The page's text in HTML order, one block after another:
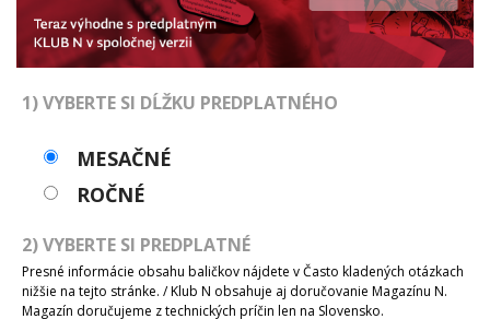
1) VYBERTE SI DĹŽKU PREDPLATNÉHO
MESAČNÉ
ROČNÉ
2) VYBERTE SI PREDPLATNÉ
Presné informácie obsahu baličkov nájdete v Často kladených otázkach
nižšie na tejto stránke. / Klub N obsahuje aj doručovanie Magazínu N.
Magazín doručujeme z technických príčin len na Slovensko.